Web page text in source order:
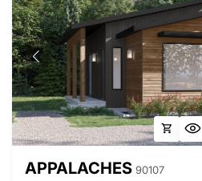
APPALACHES 90107